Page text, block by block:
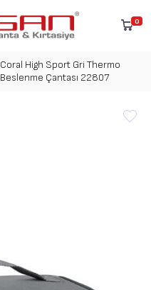
0
Coral High Sport Gri Thermo
Beslenme Çantası 22807